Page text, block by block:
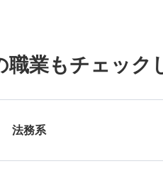
職業もチェック
法務系